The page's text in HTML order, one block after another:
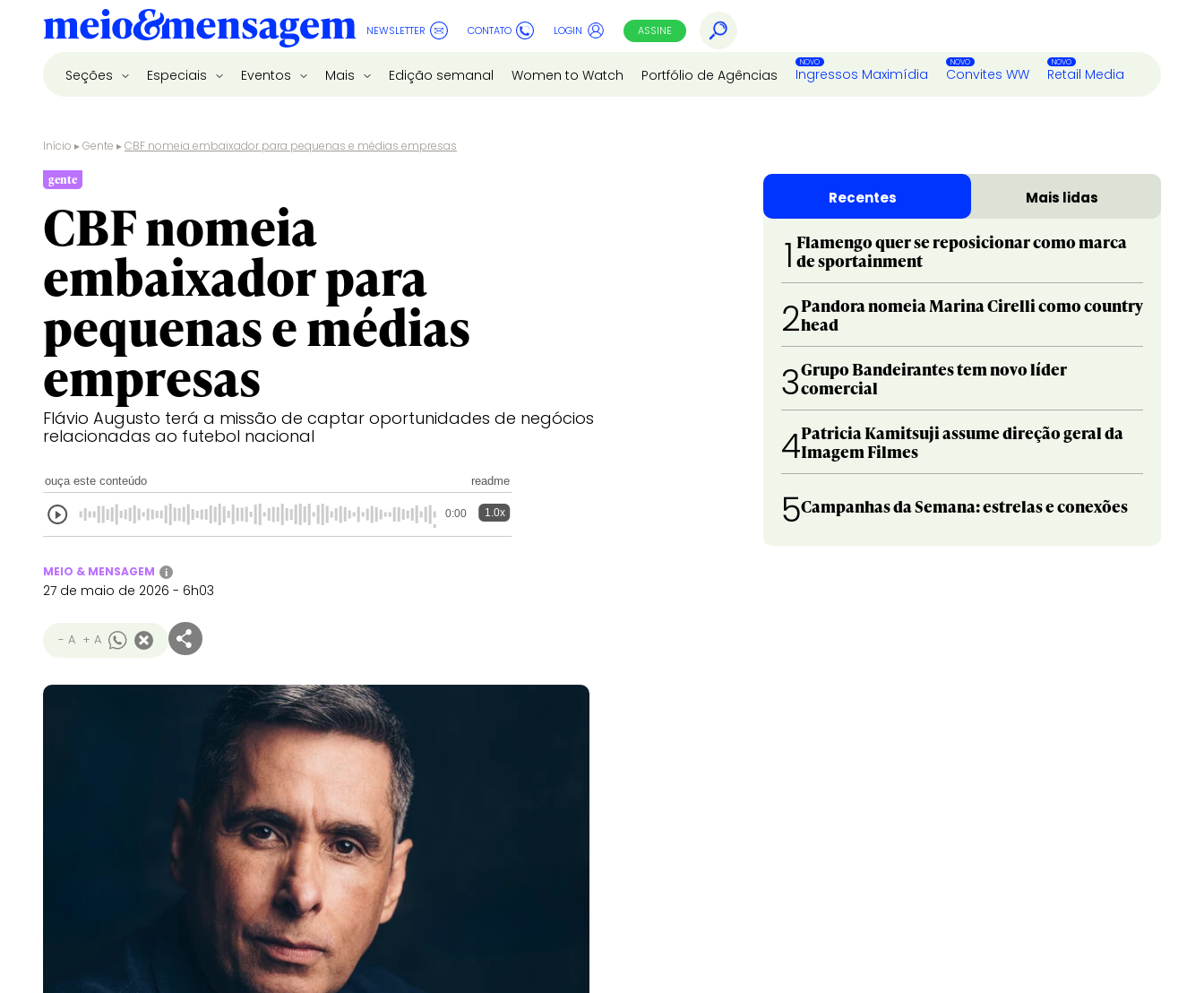
NEWSLETTER CONTATO LOGIN ASSINE
Seções Especiais Eventos Mais Edição semanal Women to Watch Portfólio de Agências Ingressos Maximídia Convites WW Retail Media
Início ▸Gente ▸CBF nomeia embaixador para pequenas e médias empresas
gente
CBF nomeia
embaixador para
pequenas e médias
empresas
Flávio Augusto terá a missão de captar oportunidades de negócios
relacionadas ao futebol nacional
ouça este conteúdo readme
0:00 1.0x
MEIO & MENSAGEM i
27 de maio de 2026 - 6h03
- A + A
Recentes Mais lidas
1 Flamengo quer se reposicionar como marca
de sportainment
2Pandora nomeia Marina Cirelli como country
head
3Grupo Bandeirantes tem novo líder
comercial
4Patricia Kamitsuji assume direção geral da
Imagem Filmes
5Campanhas da Semana: estrelas e conexões